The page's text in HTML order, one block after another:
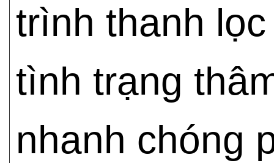
trình thanh
tình trạng
nhanh chóng